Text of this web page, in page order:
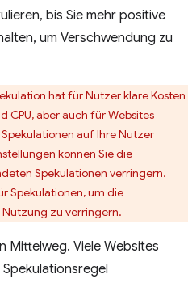
bis Sie mehr positive
um Verschwendung zu
hat für Nutzer klare Kosten
CPU, aber auch für Websites
auf Ihre Nutzer
können Sie die
Spekulationen verringern.
Spekulationen, um die
zu verringern.
Mittelweg. Viele Websites